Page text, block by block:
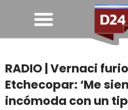
RADIO | Vernaci
Etchecopar: ‘Me
incómoda con un